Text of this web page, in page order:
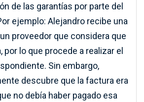
de las garantías por parte del
ejemplo: Alejandro recibe una
proveedor que considera que
por lo que procede a realizar el
Sin embargo,
descubre que la factura era
no debía haber pagado esa